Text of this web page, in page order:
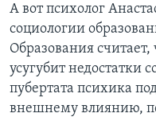
А вот психолог
социологии
Образования считает,
усугубит недостатки
пубертата психика
внешнему влиянию,